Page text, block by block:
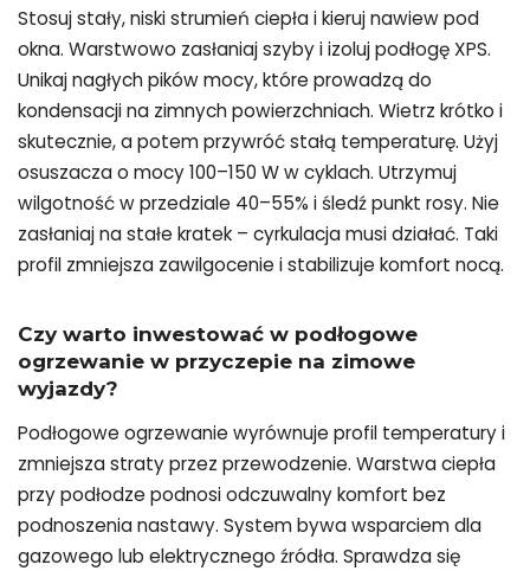
Stosuj stały, niski strumień ciepła i kieruj nawiew pod
okna. Warstwowo zasłaniaj szyby i izoluj podłogę XPS.
Unikaj nagłych pików mocy, które prowadzą do
kondensacji na zimnych powierzchniach. Wietrz krótko i
skutecznie, a potem przywróć stałą temperaturę. Użyj
osuszacza o mocy 100–150 W w cyklach. Utrzymuj
wilgotność w przedziale 40–55% i śledź punkt rosy. Nie
zasłaniaj na stałe kratek – cyrkulacja musi działać. Taki
profil zmniejsza zawilgocenie i stabilizuje komfort nocą.
Czy warto inwestować w podłogowe
ogrzewanie w przyczepie na zimowe
wyjazdy?
Podłogowe ogrzewanie wyrównuje profil temperatury i
zmniejsza straty przez przewodzenie. Warstwa ciepła
przy podłodze podnosi odczuwalny komfort bez
podnoszenia nastawy. System bywa wsparciem dla
gazowego lub elektrycznego źródła. Sprawdza się